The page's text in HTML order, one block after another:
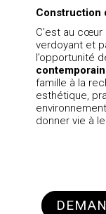
Construction
C’est au cœur
verdoyant et
l’opportunité
famille à la
esthétique,
donner vie à